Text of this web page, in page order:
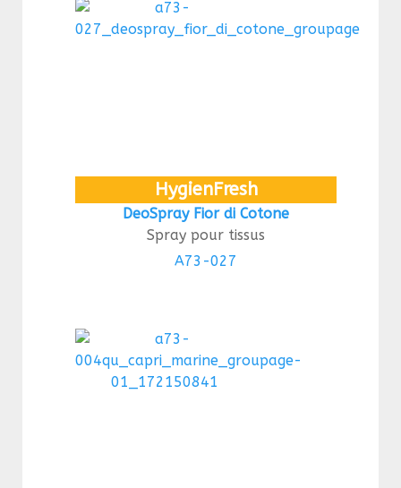
HygienFresh
DeoSpray Fior di Cotone
Spray pour tissus
A73-027